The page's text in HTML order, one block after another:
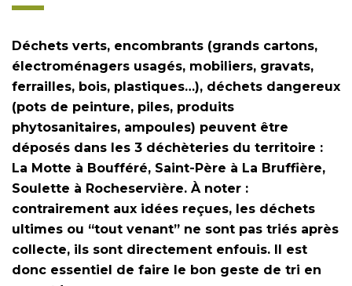
Déchets verts, encombrants (grands cartons,
électroménagers usagés, mobiliers, gravats,
ferrailles, bois, plastiques…), déchets dangereux
(pots de peinture, piles, produits
phytosanitaires, ampoules) peuvent être
déposés dans les 3 déchèteries du territoire :
La Motte à Boufféré, Saint-Père à La Bruffière,
Soulette à Rocheservière. À noter :
contrairement aux idées reçues, les déchets
ultimes ou “tout venant” ne sont pas triés après
collecte, ils sont directement enfouis. Il est
donc essentiel de faire le bon geste de tri en